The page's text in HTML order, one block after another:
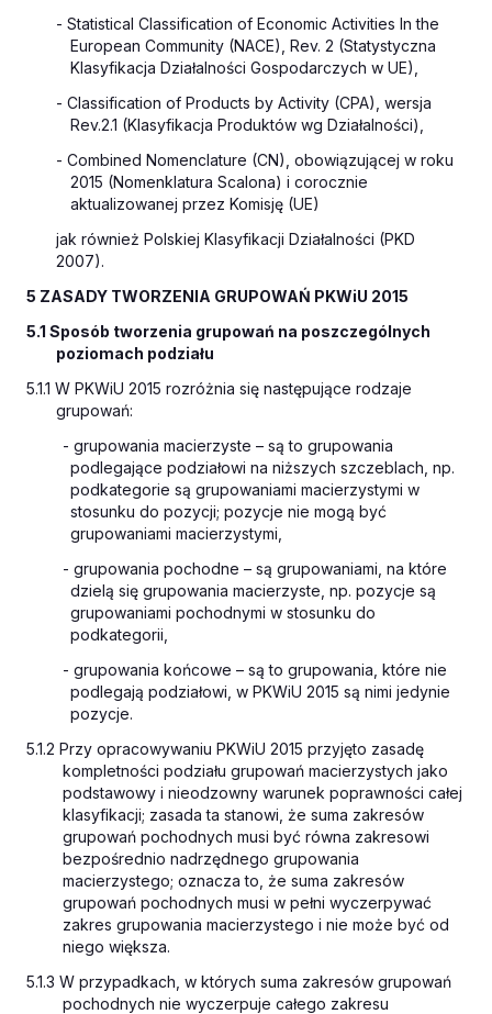
- Statistical Classification of Economic Activities In the
European Community (NACE), Rev. 2 (Statystyczna
Klasyfikacja Działalności Gospodarczych w UE),
- Classification of Products by Activity (CPA), wersja
Rev.2.1 (Klasyfikacja Produktów wg Działalności),
- Combined Nomenclature (CN), obowiązującej w roku
2015 (Nomenklatura Scalona) i corocznie
aktualizowanej przez Komisję (UE)
jak również Polskiej Klasyfikacji Działalności (PKD
2007).
5 ZASADY TWORZENIA GRUPOWAŃ PKWiU 2015
5.1 Sposób tworzenia grupowań na poszczególnych
poziomach podziału
5.1.1 W PKWiU 2015 rozróżnia się następujące rodzaje
grupowań:
- grupowania macierzyste – są to grupowania
podlegające podziałowi na niższych szczeblach, np.
podkategorie są grupowaniami macierzystymi w
stosunku do pozycji; pozycje nie mogą być
grupowaniami macierzystymi,
- grupowania pochodne – są grupowaniami, na które
dzielą się grupowania macierzyste, np. pozycje są
grupowaniami pochodnymi w stosunku do
podkategorii,
- grupowania końcowe – są to grupowania, które nie
podlegają podziałowi, w PKWiU 2015 są nimi jedynie
pozycje.
5.1.2 Przy opracowywaniu PKWiU 2015 przyjęto zasadę
kompletności podziału grupowań macierzystych jako
podstawowy i nieodzowny warunek poprawności całej
klasyfikacji; zasada ta stanowi, że suma zakresów
grupowań pochodnych musi być równa zakresowi
bezpośrednio nadrzędnego grupowania
macierzystego; oznacza to, że suma zakresów
grupowań pochodnych musi w pełni wyczerpywać
zakres grupowania macierzystego i nie może być od
niego większa.
5.1.3 W przypadkach, w których suma zakresów grupowań
pochodnych nie wyczerpuje całego zakresu